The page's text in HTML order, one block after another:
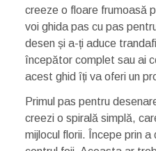
creeze o floare frumoasă
voi ghida pas cu pas
desen și a-ți aduce
începător complet sau ai
acest ghid îți va oferi un
Primul pas pentru
creezi o spirală simplă,
mijlocul florii. Începe prin